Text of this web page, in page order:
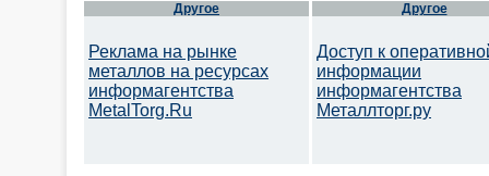
Другое
Реклама на рынке
металлов на ресурсах
информагентства
MetalTorg.Ru
Другое
Доступ к
информации
информагентства
Металлторг.ру